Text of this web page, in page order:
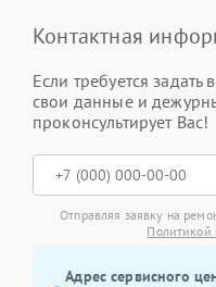
Контактная
Если требуется задать
свои данные и
проконсультирует Вас!
Отправляя заявку на
Политикой
Адрес сервисного